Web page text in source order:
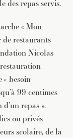
des repas servis.
« Mon
restaurants
Nicolas
« besoin
99 centimes
repas ».
ou privés
scolaire, de la